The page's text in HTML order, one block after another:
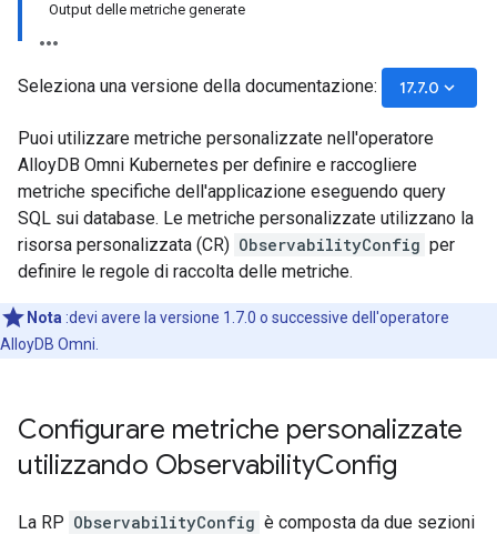
Output delle metriche generate
Seleziona una versione della documentazione: 17.7.0 keyboard_arrow_down
Puoi utilizzare metriche personalizzate nell'operatore
AlloyDB Omni Kubernetes per definire e raccogliere
metriche specifiche dell'applicazione eseguendo query
SQL sui database. Le metriche personalizzate utilizzano la
risorsa personalizzata (CR) ObservabilityConfig per
definire le regole di raccolta delle metriche.
Nota :devi avere la versione 1.7.0 o successive dell'operatore
AlloyDB Omni.
Configurare metriche personalizzate
utilizzando ObservabilityConfig
La RP ObservabilityConfig è composta da due sezioni